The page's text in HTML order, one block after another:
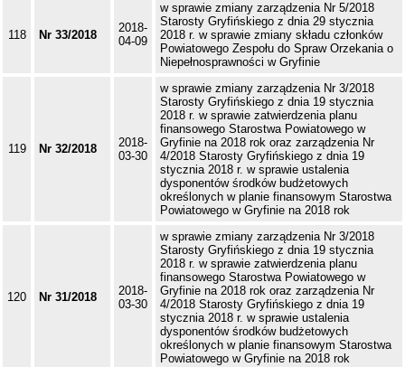
118 Nr 33/2018
2018-
04-09
w sprawie zmiany zarządzenia Nr 5/2018
Starosty Gryfińskiego z dnia 29 stycznia
2018 r. w sprawie zmiany składu członków
Powiatowego Zespołu do Spraw Orzekania o
Niepełnosprawności w Gryfinie
119 Nr 32/2018
2018-
03-30
w sprawie zmiany zarządzenia Nr 3/2018
Starosty Gryfińskiego z dnia 19 stycznia
2018 r. w sprawie zatwierdzenia planu
finansowego Starostwa Powiatowego w
Gryfinie na 2018 rok oraz zarządzenia Nr
4/2018 Starosty Gryfińskiego z dnia 19
stycznia 2018 r. w sprawie ustalenia
dysponentów środków budżetowych
określonych w planie finansowym Starostwa
Powiatowego w Gryfinie na 2018 rok
120 Nr 31/2018
2018-
03-30
w sprawie zmiany zarządzenia Nr 3/2018
Starosty Gryfińskiego z dnia 19 stycznia
2018 r. w sprawie zatwierdzenia planu
finansowego Starostwa Powiatowego w
Gryfinie na 2018 rok oraz zarządzenia Nr
4/2018 Starosty Gryfińskiego z dnia 19
stycznia 2018 r. w sprawie ustalenia
dysponentów środków budżetowych
określonych w planie finansowym Starostwa
Powiatowego w Gryfinie na 2018 rok